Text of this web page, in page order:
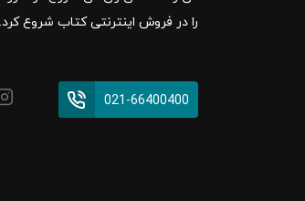
را در فروش اینترنتی کتاب شروع کرد.
021-66400400